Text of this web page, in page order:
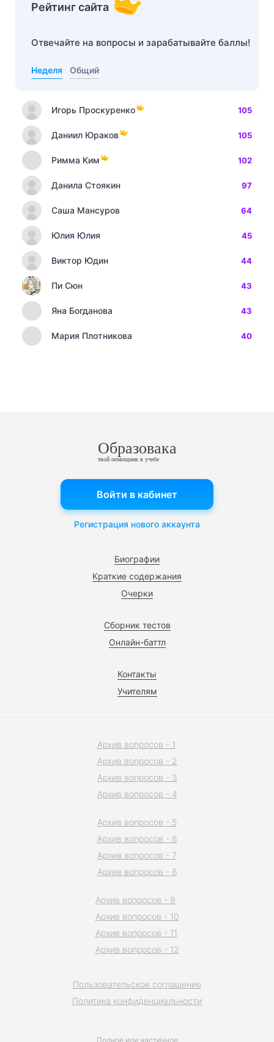
Рейтинг сайта
Отвечайте на вопросы и зарабатывайте баллы!
Неделя Общий
Игорь Проскуренко 105
Даниил Юраков 105
Римма Ким 102
Данила Стоякин 97
Саша Мансуров 64
Юлия Юлия 45
Виктор Юдин 44
Пи Сюн 43
Яна Богданова 43
Мария Плотникова 40
Образовака
твой помощник в учебе
Биографии
Краткие содержания
Очерки
Сборник тестов
Онлайн-баттл
Контакты
Учителям
Войти в кабинет
Регистрация нового аккаунта
Полное или частичное
Пользовательское соглашение
Политика конфиденциальности
Архив вопросов - 1
Архив вопросов - 2
Архив вопросов - 3
Архив вопросов - 4
Архив вопросов - 5
Архив вопросов - 6
Архив вопросов - 7
Архив вопросов - 8
Архив вопросов - 9
Архив вопросов - 10
Архив вопросов - 11
Архив вопросов - 12